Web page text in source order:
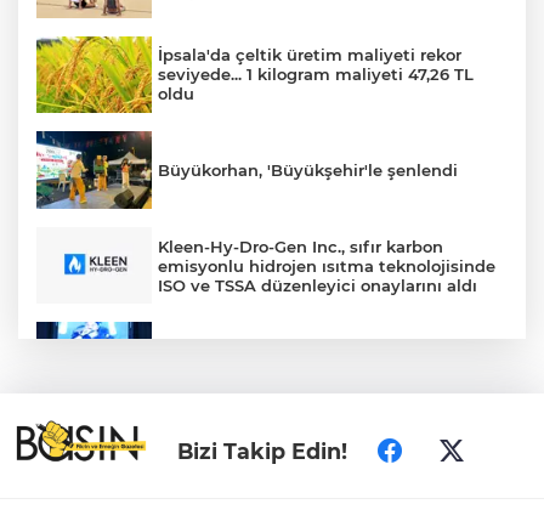
İpsala'da çeltik üretim maliyeti rekor
seviyede... 1 kilogram maliyeti 47,26 TL
oldu
Büyükorhan, 'Büyükşehir'le şenlendi
Kleen-Hy-Dro-Gen Inc., sıfır karbon
emisyonlu hidrojen ısıtma teknolojisinde
ISO ve TSSA düzenleyici onaylarını aldı
Çocuk güvenliği için son toplantı yapıldı
Bizi Takip Edin!